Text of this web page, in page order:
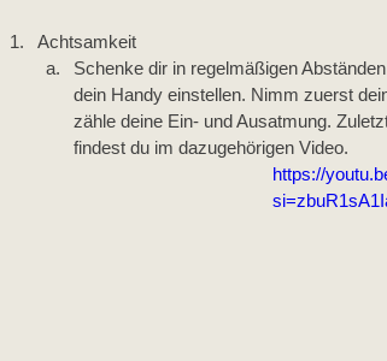
Achtsamkeit
Schenke dir in regelmäßigen Abständen
dein Handy einstellen. Nimm zuerst
zähle deine Ein- und Ausatmung.
findest du im dazugehörigen Video.
https://